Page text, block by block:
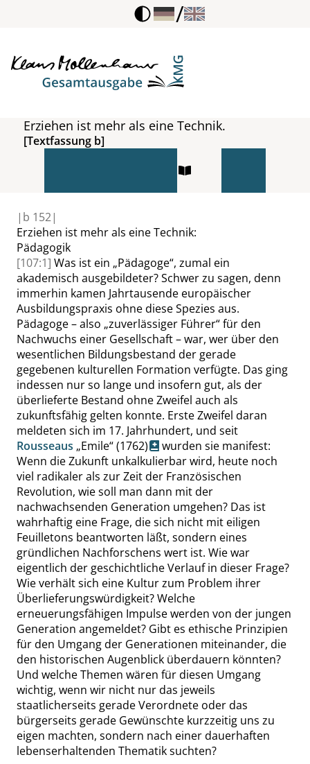
/
Erziehen ist mehr als eine Technik.
[Textfassung b]
| b 152|
Erziehen ist mehr als eine Technik:
Pädagogik
[107:1] Was ist ein „Pädagoge“, zumal ein
akademisch ausgebildeter? Schwer zu sagen, denn
immerhin kamen Jahrtausende europäischer
Ausbildungspraxis ohne diese Spezies aus.
Pädagoge – also „zuverlässiger Führer“für den
Nachwuchs einer Gesellschaft – war, wer über den
wesentlichen Bildungsbestand der gerade
gegebenen kulturellen Formation verfügte. Das ging
indessen nur so lange und insofern gut, als der
überlieferte Bestand ohne Zweifel auch als
zukunftsfähig gelten konnte. Erste Zweifel daran
meldeten sich im 17. Jahrhundert, und seit
Rousseaus „Emile“(1762)
wurden sie manifest:
Wenn die Zukunft unkalkulierbar wird, heute noch
viel radikaler als zur Zeit der Französischen
Revolution, wie soll man dann mit der
nachwachsenden Generation umgehen? Das ist
wahrhaftig eine Frage, die sich nicht mit eiligen
Feuilletons beantworten läßt, sondern eines
gründlichen Nachforschens wert ist. Wie war
eigentlich der geschichtliche Verlauf in dieser Frage?
Wie verhält sich eine Kultur zum Problem ihrer
Überlieferungswürdigkeit? Welche
erneuerungsfähigen Impulse werden von der jungen
Generation angemeldet? Gibt es ethische Prinzipien
für den Umgang der Generationen miteinander, die
den historischen Augenblick überdauern könnten?
Und welche Themen wären für diesen Umgang
wichtig, wenn wir nicht nur das jeweils
staatlicherseits gerade Verordnete oder das
bürgerseits gerade Gewünschte kurzzeitig uns zu
eigen machten, sondern nach einer dauerhaften
lebenserhaltenden Thematik suchten?